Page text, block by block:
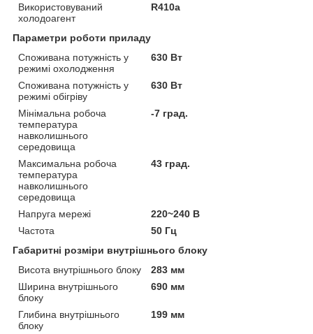
Використовуваний
холодоагент
R410a
Параметри роботи приладу
Споживана потужність у
режимі охолодження
630 Вт
Споживана потужність у
режимі обігріву
630 Вт
Мінімальна робоча
температура
навколишнього
середовища
-7 град.
Максимальна робоча
температура
навколишнього
середовища
43 град.
Напруга мережі
220~240 В
Частота
50 Гц
Габаритні розміри внутрішнього блоку
Висота внутрішнього блоку
283 мм
Ширина внутрішнього
блоку
690 мм
Глибина внутрішнього
блоку
199 мм